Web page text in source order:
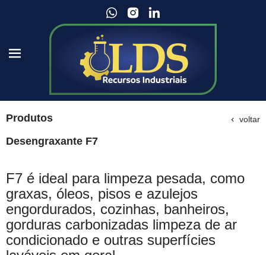
Produtos voltar
Desengraxante F7
F7 é ideal para limpeza pesada, como
graxas, óleos, pisos e azulejos
engordurados, cozinhas, banheiros,
gorduras carbonizadas limpeza de ar
condicionado e outras superfícies